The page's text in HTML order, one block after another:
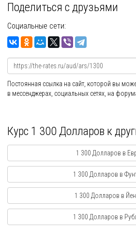
Поделиться с друзьями
Социальные сети:
Постоянная ссылка на сайт, которой вы
в мессенджерах, социальных сетях, на
Курс 1 300 Долларов к
1 300 Долларов в
1 300 Долларов в
1 300 Долларов в
1 300 Долларов в